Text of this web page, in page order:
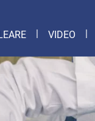
VIDEO